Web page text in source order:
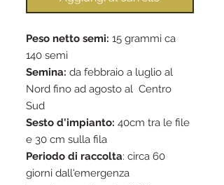
Peso netto semi: 15 grammi ca
140 semi
Semina: da febbraio a luglio al
Nord fino ad agosto al Centro
Sud
Sesto d'impianto: 40cm tra le file
e 30 cm sulla fila
Periodo di raccolta: circa 60
giorni dall'emergenza